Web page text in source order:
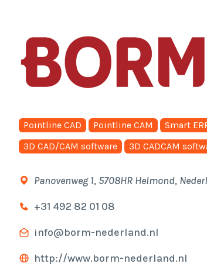
Pointline CAD Pointline CAM Smart
3D CAD/CAM software
3D CADCAM
Panovenweg 1, 5708HR Helmond,
+31 492 82 01 08
info@borm-nederland.nl
http://www.borm-nederland.nl